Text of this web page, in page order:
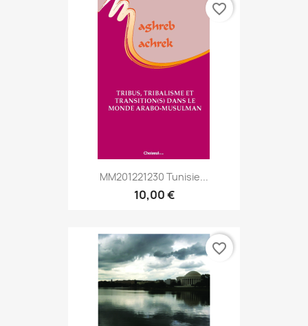
MM201221230 Tunisie...
10,00 €
favorite_border
favorite_border